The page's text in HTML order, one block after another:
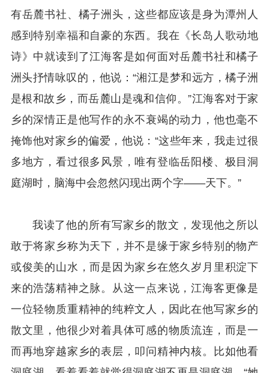
有岳麓书社、橘子洲头，这些都应该是身为潭州人
感到特别幸福和自豪的东西。我在《长岛人歌动地
诗》中就读到了江海客是如何面对岳麓书社和橘子
洲头抒情咏叹的，他说：“湘江是梦和远方，橘子洲
是根和故乡，而岳麓山是魂和信仰。”江海客对于家
乡的深情正是他写作的永不衰竭的动力，他也毫不
掩饰他对家乡的偏爱，他说：“这些年来，我走过很
多地方，看过很多风景，唯有登临岳阳楼、极目洞
庭湖时，脑海中会忽然闪现出两个字——天下。”
我读了他的所有写家乡的散文，发现他之所以
敢于将家乡称为天下，并不是缘于家乡特别的物产
或俊美的山水，而是因为家乡在悠久岁月里积淀下
来的浩荡精神之脉。从这一点来说，江海客更像是
一位轻物质重精神的纯粹文人，因此在他写家乡的
散文里，他很少对着具体可感的物质流连，而是一
而再地穿越家乡的表层，叩问精神内核。比如他看